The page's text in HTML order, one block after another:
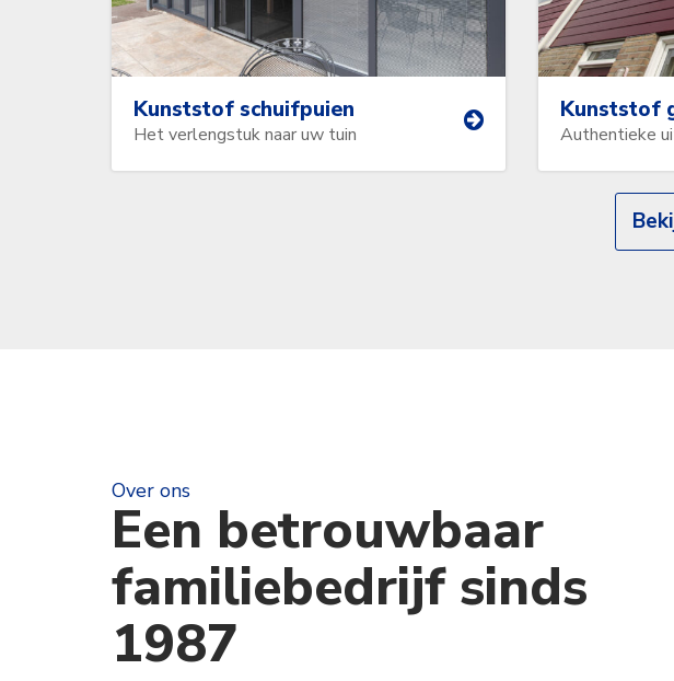
Kunststof schuifpuien
Het verlengstuk naar uw tuin
Kunststof
Authentieke
Over ons
Een betrouwbaar
familiebedrijf sinds
1987